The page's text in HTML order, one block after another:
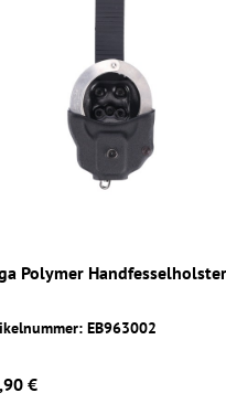
Polymer Handfesselholster
EB963002
€